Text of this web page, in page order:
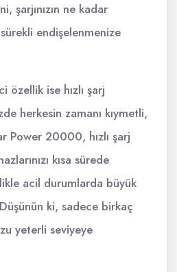
şarjınızın ne kadar
endişelenmenize
ise hızlı şarj
herkesin zamanı kıymetli,
Power 20000, hızlı şarj
kısa sürede
acil durumlarda büyük
ki, sadece birkaç
yeterli seviyeye